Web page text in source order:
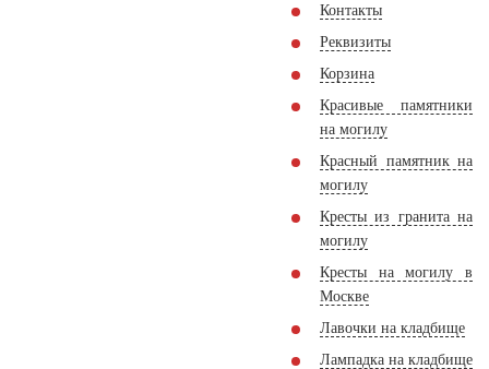
Контакты
Реквизиты
Корзина
Красивые памятники
на могилу
Красный памятник на
могилу
Кресты из гранита на
могилу
Кресты на могилу в
Москве
Лавочки на кладбище
Лампадка на кладбище